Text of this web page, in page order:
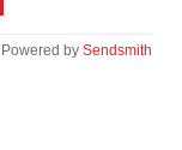
Powered by Sendsmith